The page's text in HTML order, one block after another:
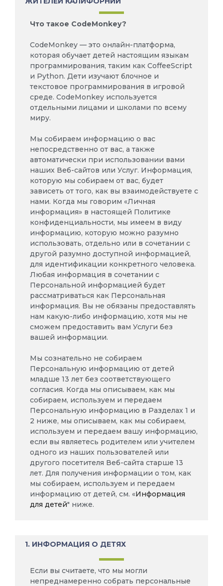
Что такое CodeMonkey?
CodeMonkey — это онлайн-платформа,
которая обучает детей настоящим языкам
программирования, таким как CoffeeScript
и Python. Дети изучают блочное и
текстовое программирования в игровой
среде. CodeMonkey используется
отдельными лицами и школами по всему
миру.
Мы собираем информацию о вас
непосредственно от вас, а также
автоматически при использовании вами
наших Веб-сайтов или Услуг. Информация,
которую мы собираем от вас, будет
зависеть от того, как вы взаимодействуете с
нами. Когда мы говорим «Личная
информация» в настоящей Политике
конфиденциальности, мы имеем в виду
информацию, которую можно разумно
использовать, отдельно или в сочетании с
другой разумно доступной информацией,
для идентификации конкретного человека.
Любая информация в сочетании с
Персональной информацией будет
рассматриваться как Персональная
информация. Вы не обязаны предоставлять
нам какую-либо информацию, хотя мы не
сможем предоставить вам Услуги без
вашей информации.
Мы сознательно не собираем
Персональную информацию от детей
младше 13 лет без соответствующего
согласия. Когда мы описываем, как мы
собираем, используем и передаем
Персональную информацию в Разделах 1 и
2 ниже, мы описываем, как мы собираем,
используем и передаем вашу информацию,
если вы являетесь родителем или учителем
одного из наших пользователей или
другого посетителя Веб-сайта старше 13
лет. Для получения информации о том, как
мы собираем, используем и передаем
информацию от детей, см. «Информация
для детей" ниже.
1. ИНФОРМАЦИЯ О ДЕТЯХ
Если вы считаете, что мы могли
непреднамеренно собрать персональные